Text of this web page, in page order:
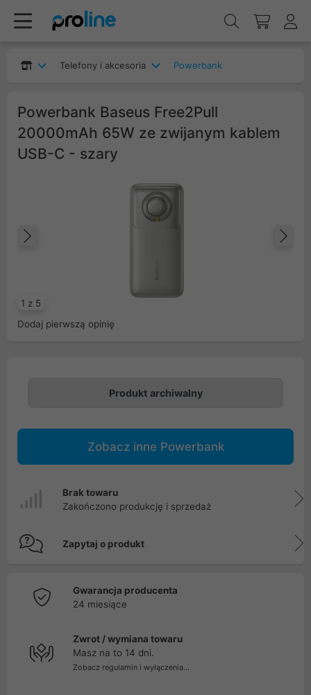
Telefony i akcesoria Powerbank
Powerbank Baseus Free2Pull
20000mAh 65W ze zwijanym kablem
USB-C - szary
1 z 5
Dodaj pierwszą opinię
Produkt archiwalny
Zobacz inne Powerbank
Brak towaru
Zakończono produkcję i sprzedaż
Zapytaj o produkt
Gwarancja producenta
24 miesiące
Zwrot / wymiana towaru
Masz na to 14 dni.
Zobacz regulamin i wyłączenia...